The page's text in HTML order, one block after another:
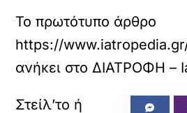
Το πρωτότυπο άρθρο
https://
ανήκει στοΔΙΑΤΡΟΦΗ –